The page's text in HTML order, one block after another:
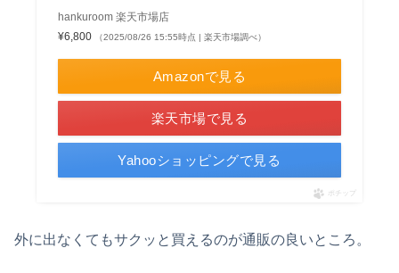
hankuroom 楽天市場店
¥6,800
（2025/08/26 15:55時点 | 楽天市場調べ）
Amazonで見る
楽天市場で見る
Yahooショッピングで見る
ポチップ
外に出なくてもサクッと買えるのが通販の良いところ。